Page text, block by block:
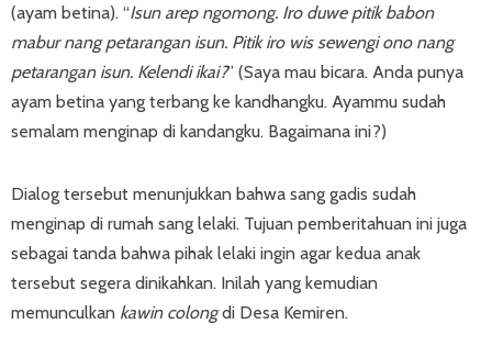
(ayam betina). “Isun arep ngomong. Iro duwe pitik babon
mabur nang petarangan isun. Pitik iro wis sewengi ono nang
petarangan isun. Kelendi ikai?” (Saya mau bicara. Anda punya
ayam betina yang terbang ke kandhangku. Ayammu sudah
semalam menginap di kandangku. Bagaimana ini?)
Dialog tersebut menunjukkan bahwa sang gadis sudah
menginap di rumah sang lelaki. Tujuan pemberitahuan ini juga
sebagai tanda bahwa pihak lelaki ingin agar kedua anak
tersebut segera dinikahkan. Inilah yang kemudian
memunculkan kawin colongdi Desa Kemiren.